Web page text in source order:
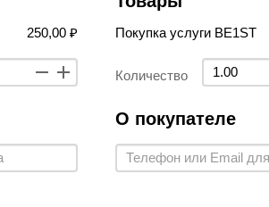
250,00 ₽ Покупка услуги BE1ST
Количество
О покупателе